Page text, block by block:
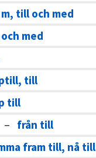
till och med
med
till
till
– från till
fram till, nå till